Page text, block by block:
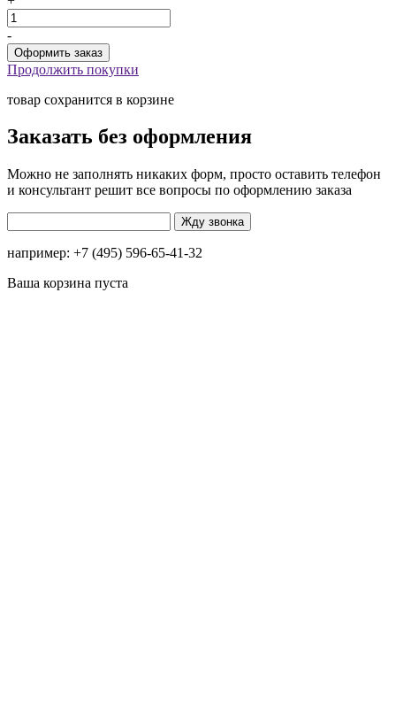
-
Продолжить покупки
товар сохранится в корзине
Заказать без оформления
Можно не заполнять никаких форм, просто оставить телефон
и консультант решит все вопросы по оформлению заказа
например: +7 (495) 596-65-41-32
Ваша корзина пуста